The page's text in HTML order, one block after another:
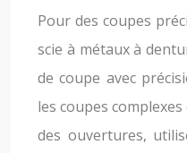
Pour des coupes
scie à métaux à
de coupe avec
les coupes
des ouvertures,